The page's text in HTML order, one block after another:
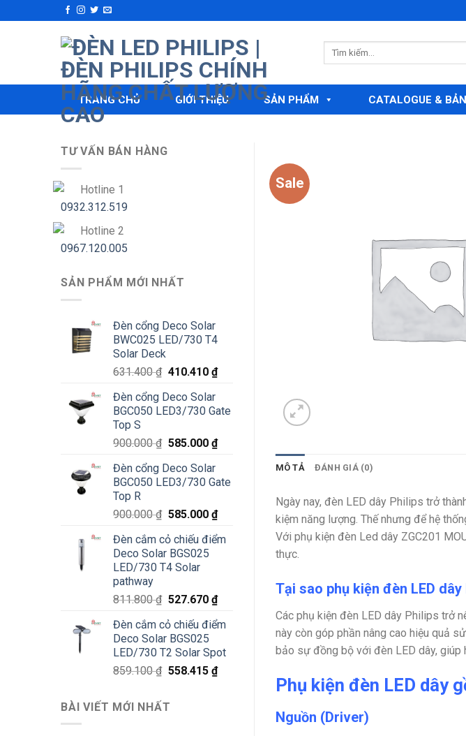
to
TRANG CHỦ GIỚI THIỆU SẢN PHẨM CATALOGUE &
Sale
MÔ TẢ ĐÁNH GIÁ (0)
Ngày nay, đèn LED dây Philips trở
kiệm năng lượng. Thế nhưng để hệ
Với phụ kiện đèn Led dây ZGC201
thực.
Tại sao phụ kiện đèn LED
Các phụ kiện đèn LED dây Philips trở
này còn góp phần nâng cao hiệu quả
bảo sự đồng bộ với đèn LED dây, giúp
Phụ kiện đèn LED dây
Nguồn (Driver)
TƯ VẤN BÁN HÀNG
Hotline 1
0932.312.519
Hotline 2
0967.120.005
SẢN PHẨM MỚI NHẤT
Đèn cổng Deco Solar
BWC025 LED/730 T4
Solar Deck
631.400₫ Giá
là:
631.400 ₫.
410.410 ₫Giá
là:
Đèn cổng Deco Solar
BGC050 LED3/730 Gate
Top S
900.000₫ Giá
là:
900.000 ₫.
585.000 ₫Giá
là:
Đèn cổng Deco Solar
BGC050 LED3/730 Gate
Top R
900.000₫ Giá
là:
900.000 ₫.
585.000 ₫Giá
tại
Đèn cắm cỏ chiếu điểm
Deco Solar BGS025
LED/730 T4 Solar
pathway
811.800₫ Giá
là:
811.800 ₫.
527.670 ₫Giá
tại
527.670 ₫.
Đèn cắm cỏ chiếu điểm
Deco Solar BGS025
LED/730 T2 Solar Spot
859.100₫ Giá
859.100 ₫.
558.415 ₫Giá
BÀI VIẾT MỚI NHẤT